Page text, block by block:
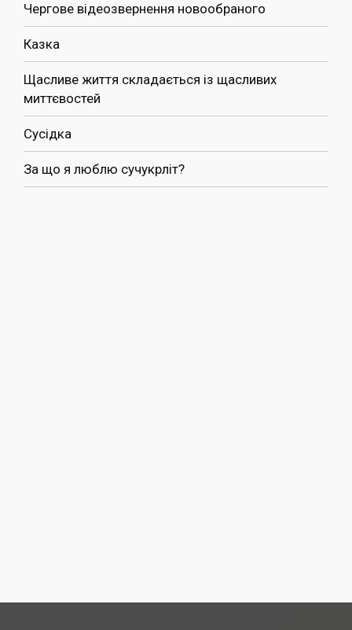
Чергове відеозвернення новообраного
Казка
Щасливе життя складається із щасливих
миттєвостей
Сусідка
За що я люблю сучукрліт?